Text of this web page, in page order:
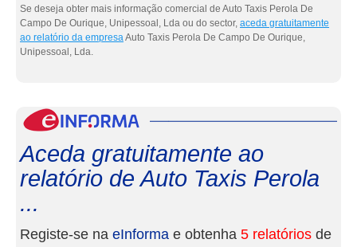
Se deseja obter mais informação comercial de Auto Taxis Perola De
Campo De Ourique, Unipessoal, Lda ou do sector, aceda gratuitamente
ao relatório da empresaAuto Taxis Perola De Campo De Ourique,
Unipessoal, Lda.
Aceda gratuitamente ao
relatório de Auto Taxis Perola
...
Registe-se na eInforma e obtenha 5 relatórios de